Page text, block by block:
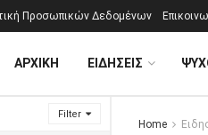
Filter
Προσωπικών Δεδομένων
ΑΡΧΙΚΗ ΕΙΔΗΣΕΙΣ
Home